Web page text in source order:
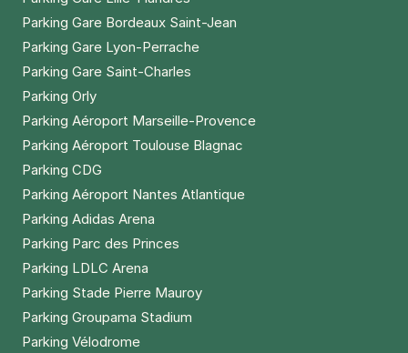
Parking Gare Bordeaux Saint-Jean
Parking Gare Lyon-Perrache
Parking Gare Saint-Charles
Parking Orly
Parking Aéroport Marseille-Provence
Parking Aéroport Toulouse Blagnac
Parking CDG
Parking Aéroport Nantes Atlantique
Parking Adidas Arena
Parking Parc des Princes
Parking LDLC Arena
Parking Stade Pierre Mauroy
Parking Groupama Stadium
Parking Vélodrome